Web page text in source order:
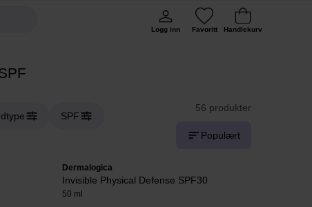
Logg inn Favoritt Handlekurv
SPF
56 produkter
Populært
Dermalogica
Invisible Physical Defense SPF30
50 ml